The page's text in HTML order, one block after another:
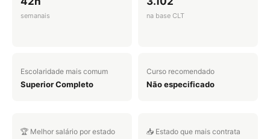
semanais na base CLT
Escolaridade mais comum
Superior Completo
Curso recomendado
Não especificado
🏆 Melhor salário por estado 📥 Estado que mais contrata